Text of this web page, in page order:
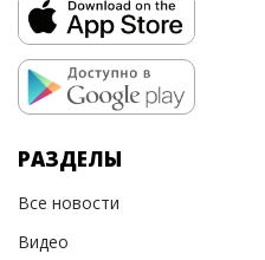
РАЗДЕЛЫ
Все новости
Видео